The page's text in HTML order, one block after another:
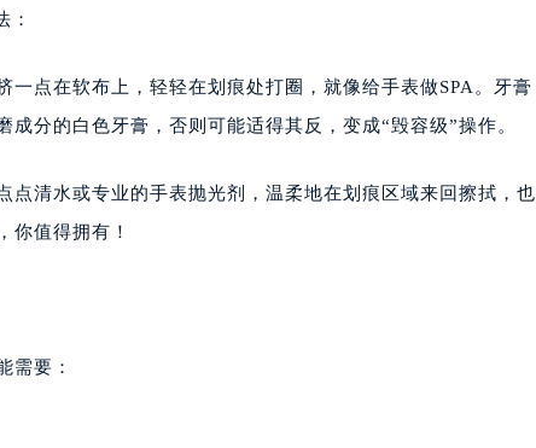
：
点在软布上，轻轻在划痕处打圈，就像给手表做SPA。牙膏
分的白色牙膏，否则可能适得其反，变成“毁容级”操作。
清水或专业的手表抛光剂，温柔地在划痕区域来回擦拭，也
你值得拥有！
需要：